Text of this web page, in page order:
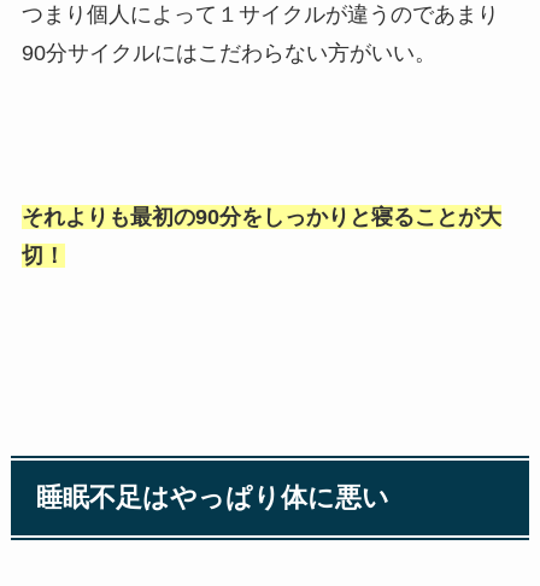
つまり個人によって１サイクルが違うのであまり
90分サイクルにはこだわらない方がいい。
それよりも最初の90分をしっかりと寝ることが大
切！
睡眠不足はやっぱり体に悪い